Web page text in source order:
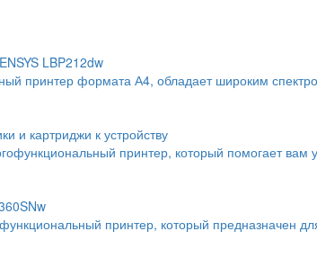
LBP212dw
принтер формата А4, обладает широким
и картриджи к устройству
принтер, который помогает вам
принтер, который предназначен